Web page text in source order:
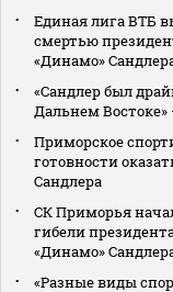
Единая лига ВТБ
смертью
«Динамо»
«Сандлер был
Дальнем
Приморское
готовности
Сандлера
СК Приморья
гибели
«Динамо»
«Разные виды